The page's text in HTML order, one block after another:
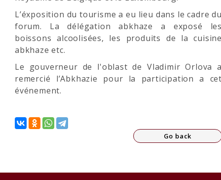
L’éxposition du tourisme a eu lieu dans le cadre
forum. La délégation abkhaze a exposé
boissons alcoolisées, les produits de la
abkhaze etc.
Le gouverneur de l'oblast de Vladimir Orlova
remercié l’Abkhazie pour la participation a
événement.
Go back